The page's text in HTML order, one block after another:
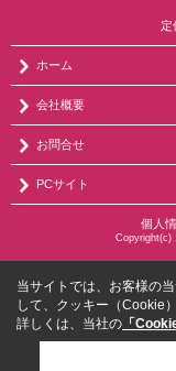
定
ホーム
会社概要
お問合せ
PCサイト
個人
Copyright(c)
当サイトでは、お客様の
して、クッキー（Cookie
詳しくは、当社の 「